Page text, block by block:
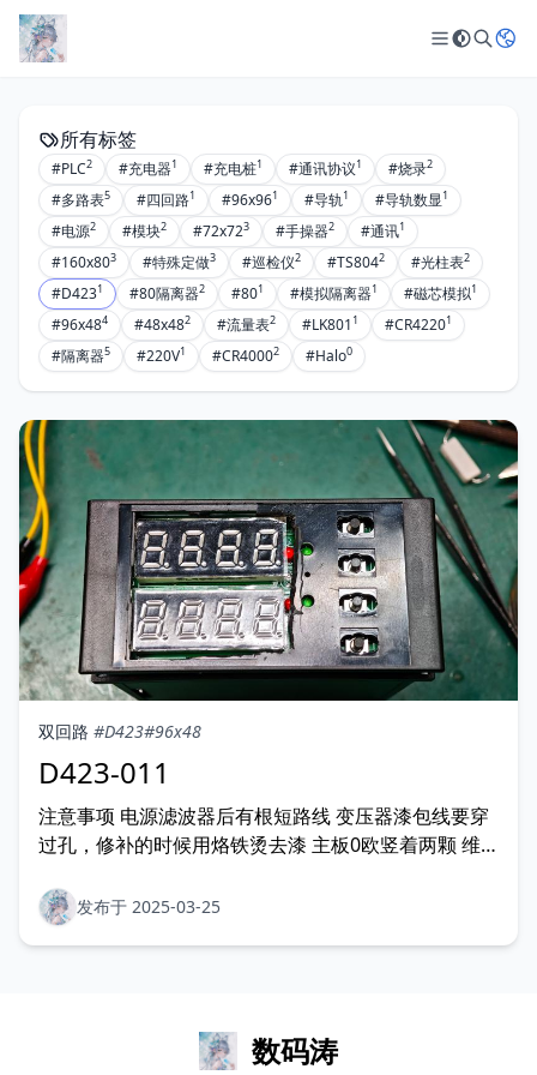
所有标签
#PLC2 #充电器1 #充电桩1 #通讯协议1 #烧录2
#多路表5 #四回路1 #96x961 #导轨1 #导轨数显1
#电源2 #模块2 #72x723 #手操器2 #通讯1
#160x803 #特殊定做3 #巡检仪2 #TS8042 #光柱表2
#D4231 #80隔离器2 #801 #模拟隔离器1 #磁芯模拟1
#96x484 #48x482 #流量表2 #LK801 1 #CR42201
#隔离器5 #220V1 #CR40002 #Halo0
双回路 #D423#96x48
D423-011
注意事项 电源滤波器后有根短路线 变压器漆包线要穿
过孔，修补的时候用烙铁烫去漆 主板0欧竖着两颗 维
示 >核对二极管型号与方向 实物图片
发布于 2025-03-25
数码涛